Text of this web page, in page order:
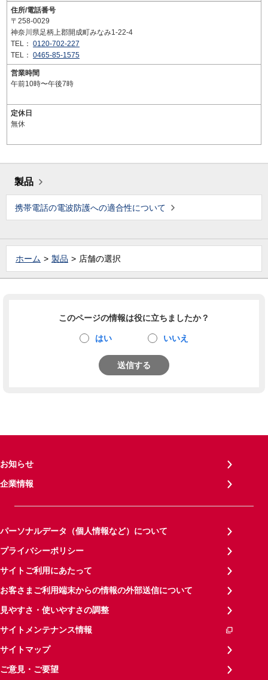
住所/電話番号
〒258-0029
神奈川県足柄上郡開成町みなみ1-22-4
TEL： 0120-702-227
TEL： 0465-85-1575
営業時間
午前10時〜午後7時
定休日
無休
製品
携帯電話の電波防護への適合性について
ホーム 製品 店舗の選択
このページの情報は役に立ちましたか？
はい いいえ
送信する
お知らせ
企業情報
パーソナルデータ（個人情報など）について
プライバシーポリシー
サイトご利用にあたって
お客さまご利用端末からの情報の外部送信について
見やすさ・使いやすさの調整
サイトメンテナンス情報
サイトマップ
ご意見・ご要望